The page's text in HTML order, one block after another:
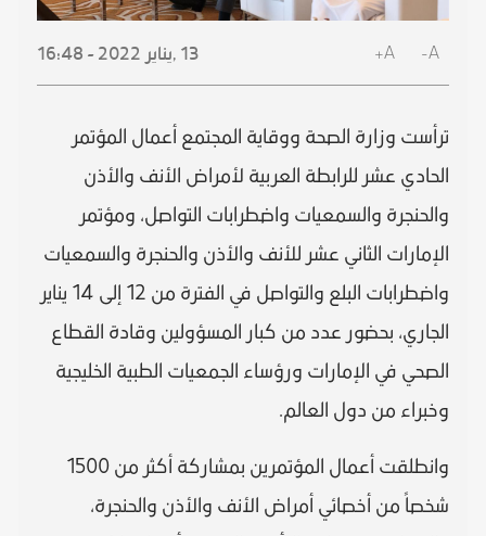
A-
A+
13 , يناير 2022 - 16:48
ترأست وزارة الصحة ووقاية المجتمع أعمال المؤتمر
الحادي عشر للرابطة العربية لأمراض الأنف والأذن
والحنجرة والسمعيات واضطرابات التواصل، ومؤتمر
الإمارات الثاني عشر للأنف والأذن والحنجرة والسمعيات
واضطرابات البلع والتواصل في الفترة من 12 إلى 14 يناير
الجاري، بحضور عدد من كبار المسؤولين وقادة القطاع
الصحي في الإمارات ورؤساء الجمعيات الطبية الخليجية
وخبراء من دول العالم.
وانطلقت أعمال المؤتمرين بمشاركة أكثر من 1500
شخصاً من أخصائي أمراض الأنف والأذن والحنجرة،